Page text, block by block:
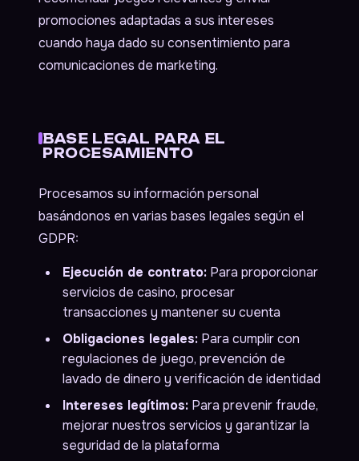
promociones adaptadas a sus intereses
cuando haya dado su consentimiento para
comunicaciones de marketing.
BASE LEGAL PARA EL
PROCESAMIENTO
Procesamos su información personal
basándonos en varias bases legales según el
GDPR:
Ejecución de contrato: Para proporcionar
servicios de casino, procesar
transacciones y mantener su cuenta
Obligaciones legales: Para cumplir con
regulaciones de juego, prevención de
lavado de dinero y verificación de identidad
Intereses legítimos: Para prevenir fraude,
mejorar nuestros servicios y garantizar la
seguridad de la plataforma